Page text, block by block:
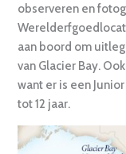
observeren en
aan boord om
van Glacier Bay.
want er is een
tot 12 jaar.